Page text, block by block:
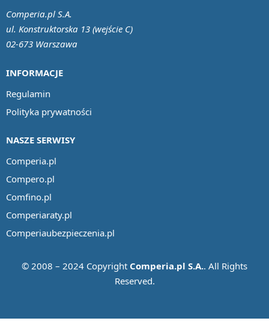
INFORMACJE
Regulamin
Polityka prywatności
NASZE SERWISY
Comperia.pl
Compero.pl
Comfino.pl
Comperiaraty.pl
Comperiaubezpieczenia.pl
Comperia.pl S.A.
ul. Konstruktorska 13 (wejście C)
02-673 Warszawa
© 2008 – 2024 Copyright Comperia.pl S.A.. All Rights
Reserved.